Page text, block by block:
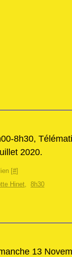
8h30, Télémati
2020.
[#]
Hinet, 8h30
13 Novem